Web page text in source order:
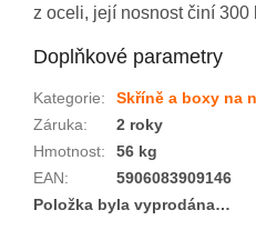
z oceli, její nosnost činí 300
Doplňkové parametry
Kategorie:
Skříně a boxy na
Záruka:
2 roky
Hmotnost:
56 kg
EAN:
5906083909146
Položka byla vyprodána…